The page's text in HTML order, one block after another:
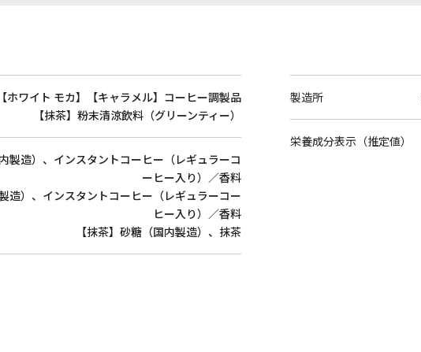
【ホワイト モカ】【キャラメル】コーヒー調製品
【抹茶】粉末清涼飲料（グリーンティー）
製造）、インスタントコーヒー（レギュラーコ
ーヒー入り）／香料
造）、インスタントコーヒー（レギュラーコー
ヒー入り）／香料
【抹茶】砂糖（国内製造）、抹茶
製造所
栄養成分表示（推定値）